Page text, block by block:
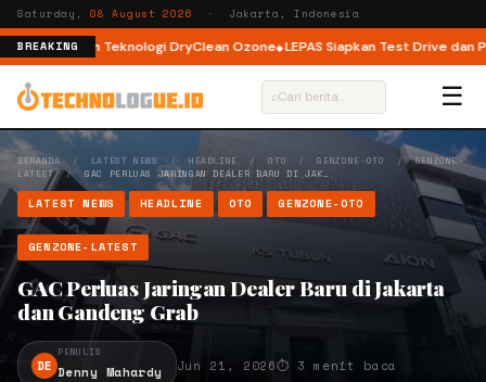
Saturday,08 August 2026 · Jakarta, Indonesia
BREAKING
dengan Teknologi DryClean Ozone LEPAS Siapkan Test Drive dan
⌕ ☰
BERANDA/ LATEST NEWS / HEADLINE /OTO /GENZONE-OTO /GENZONE-
LATEST/GAC PERLUAS JARINGAN DEALER BARU DI JAK…
LATEST NEWS HEADLINE OTO GENZONE-OTO
GENZONE-LATEST
GAC Perluas Jaringan Dealer Baru di Jakarta
dan Gandeng Grab
DE
PENULIS
Denny Mahardy Jun 21, 2026⏱ 3 menit baca